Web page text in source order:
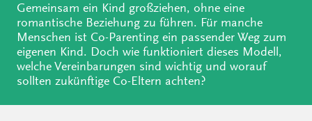
Gemeinsam ein Kind großziehen, ohne eine
romantische Beziehung zu führen. Für manche
Menschen ist Co-Parenting ein passender Weg zum
eigenen Kind. Doch wie funktioniert dieses Modell,
welche Vereinbarungen sind wichtig und worauf
sollten zukünftige Co-Eltern achten?